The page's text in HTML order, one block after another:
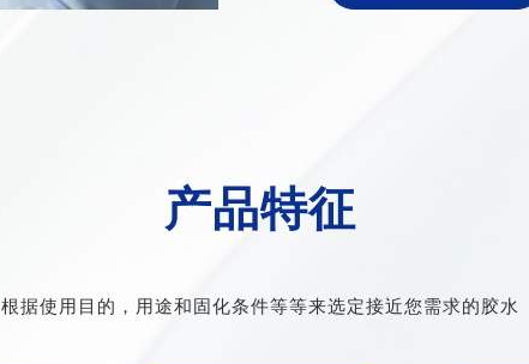
产品特征
根据使用目的，用途和固化条件等等来选定接近您需求的胶水